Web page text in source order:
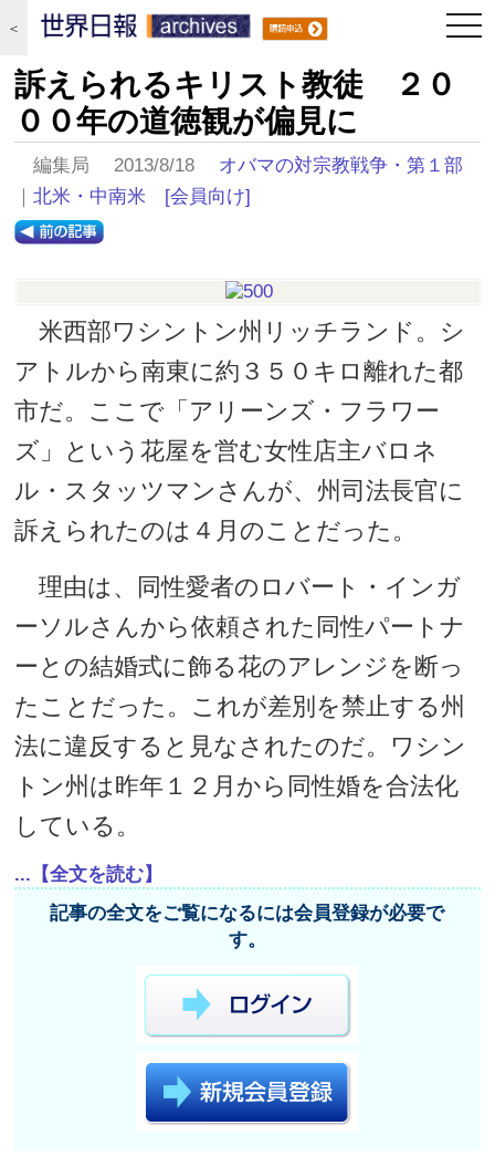
＜
訴えられるキリスト教徒 ２０
００年の道徳観が偏見に
編集局 2013/8/18 オバマの対宗教戦争・第１部
｜北米・中南米 [会員向け]
米西部ワシントン州リッチランド。シ
アトルから南東に約３５０キロ離れた都
市だ。ここで「アリーンズ・フラワー
ズ」という花屋を営む女性店主バロネ
ル・スタッツマンさんが、州司法長官に
訴えられたのは４月のことだった。
理由は、同性愛者のロバート・インガ
ーソルさんから依頼された同性パートナ
ーとの結婚式に飾る花のアレンジを断っ
たことだった。これが差別を禁止する州
法に違反すると見なされたのだ。ワシン
トン州は昨年１２月から同性婚を合法化
している。
...【全文を読む】
記事の全文をご覧になるには会員登録が必要で
す。